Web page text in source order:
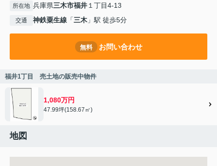
所在地 兵庫県三木市福井１丁目4-13
交通 神鉄粟生線 「三木 」駅 徒歩5分
無料 お問い合わせ
福井1丁目 売土地の販売中物件
1,080万円
47.99坪(158.67㎡)
地図